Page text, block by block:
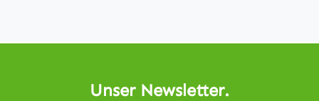
Unser Newsletter.